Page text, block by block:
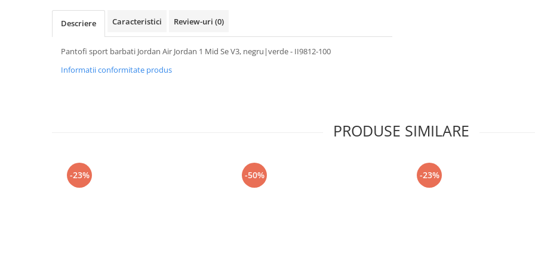
Descriere Caracteristici Review-uri (0)
Pantofi sport barbati Jordan Air Jordan 1 Mid Se V3, negru|verde - II9812-100
Informatii conformitate produs
PRODUSE SIMILARE
-23% -50% -23%